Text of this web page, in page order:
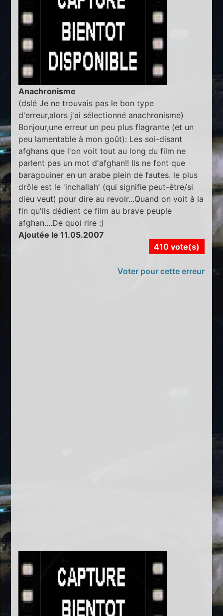
Anachronisme
(dslé Je ne trouvais pas le bon type
d'erreur,alors j'ai sélectionné anachronisme)
Bonjour,une erreur un peu plus flagrante (et un
peu lamentable à mon goût): Les soi-disant
afghans que l'on voit tout au long du film ne
parlent pas un mot d'afghan!! Ils ne font que
baragouiner en un arabe plein de fautes. le plus
drôle est le 'inchallah' (qui signifie peut-être/si
dieu veut) pour dire au revoir...Quand on voit à la
fin qu'ils dédient ce film au brave peuple
afghan....De quoi rire :)
Ajoutée le 11.05.2007
410 vote(s)
Voter pour cette erreur